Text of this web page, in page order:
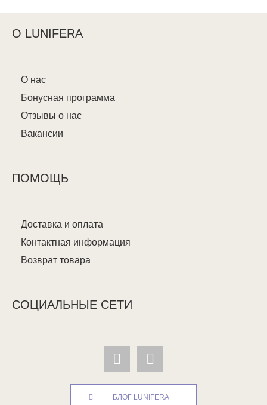
О LUNIFERA
О нас
Бонусная программа
Отзывы о нас
Вакансии
ПОМОЩЬ
Доставка и оплата
Контактная информация
Возврат товара
СОЦИАЛЬНЫЕ СЕТИ
БЛОГ LUNIFERA